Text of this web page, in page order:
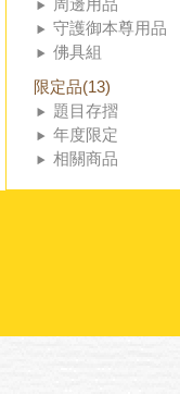
周邊用品
守護御本尊用品
佛具組
限定品(13)
題目存摺
年度限定
相關商品